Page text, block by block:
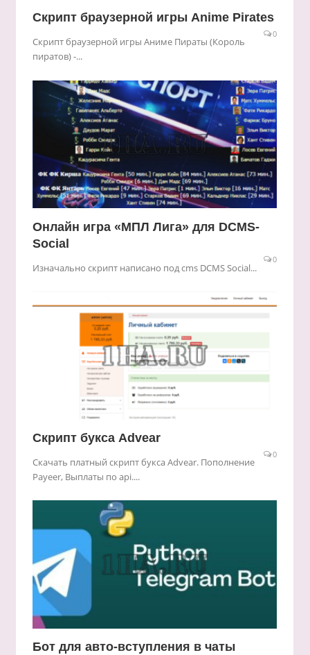
Скрипт браузерной игры Anime Pirates
0
Скрипт браузерной игры Аниме Пираты (Король
пиратов) -...
Онлайн игра «МПЛ Лига» для DCMS-
Social
0
Изначально скрипт написано под cms DCMS Social...
Скрипт букса Advear
0
Скачать платный cкрипт букса Advear. Пополнение
Payeer, Выплаты по api....
Бот для ​авто-вступления в чаты